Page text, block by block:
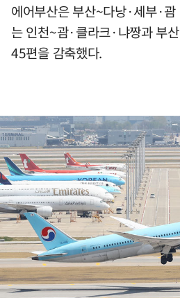
에어부산은 부산~다낭·세부·
는 인천~괌·클라크·냐짱과 부
45편을 감축했다.